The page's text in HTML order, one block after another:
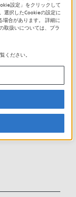
を守るため
水濡れ」です。
ッドセット内部
ョートした
食したりする場
ちにヘッドセッ
場合もありま
設定」をクリックして
選択したCookieの設定に
場合があります。 詳細に
取扱いについては、プラ
ください。